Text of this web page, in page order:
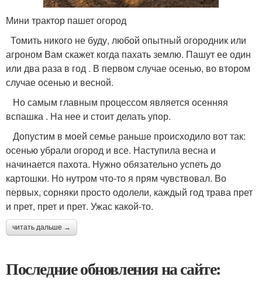
Мини трактор пашет огород
Томить никого не буду, любой опытный огородник или
агроном Вам скажет когда пахать землю. Пашут ее один
или два раза в год . В первом случае осенью, во втором
случае осенью и весной.
Но самым главным процессом является осенняя
вспашка . На нее и стоит делать упор.
Допустим в моей семье раньше происходило вот так:
осенью убрали огород и все. Наступила весна и
начинается пахота. Нужно обязательно успеть до
картошки. Но нутром что-то я прям чувствовал. Во
первых, сорняки просто одолели, каждый год трава прет
и прет, прет и прет. Ужас какой-то.
читать дальше →
Последние обновления на сайте: